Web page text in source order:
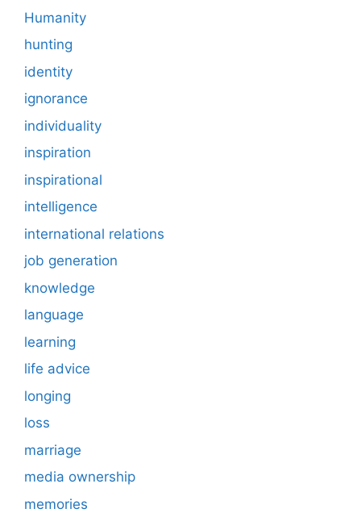
Humanity
hunting
identity
ignorance
individuality
inspiration
inspirational
intelligence
international relations
job generation
knowledge
language
learning
life advice
longing
loss
marriage
media ownership
memories